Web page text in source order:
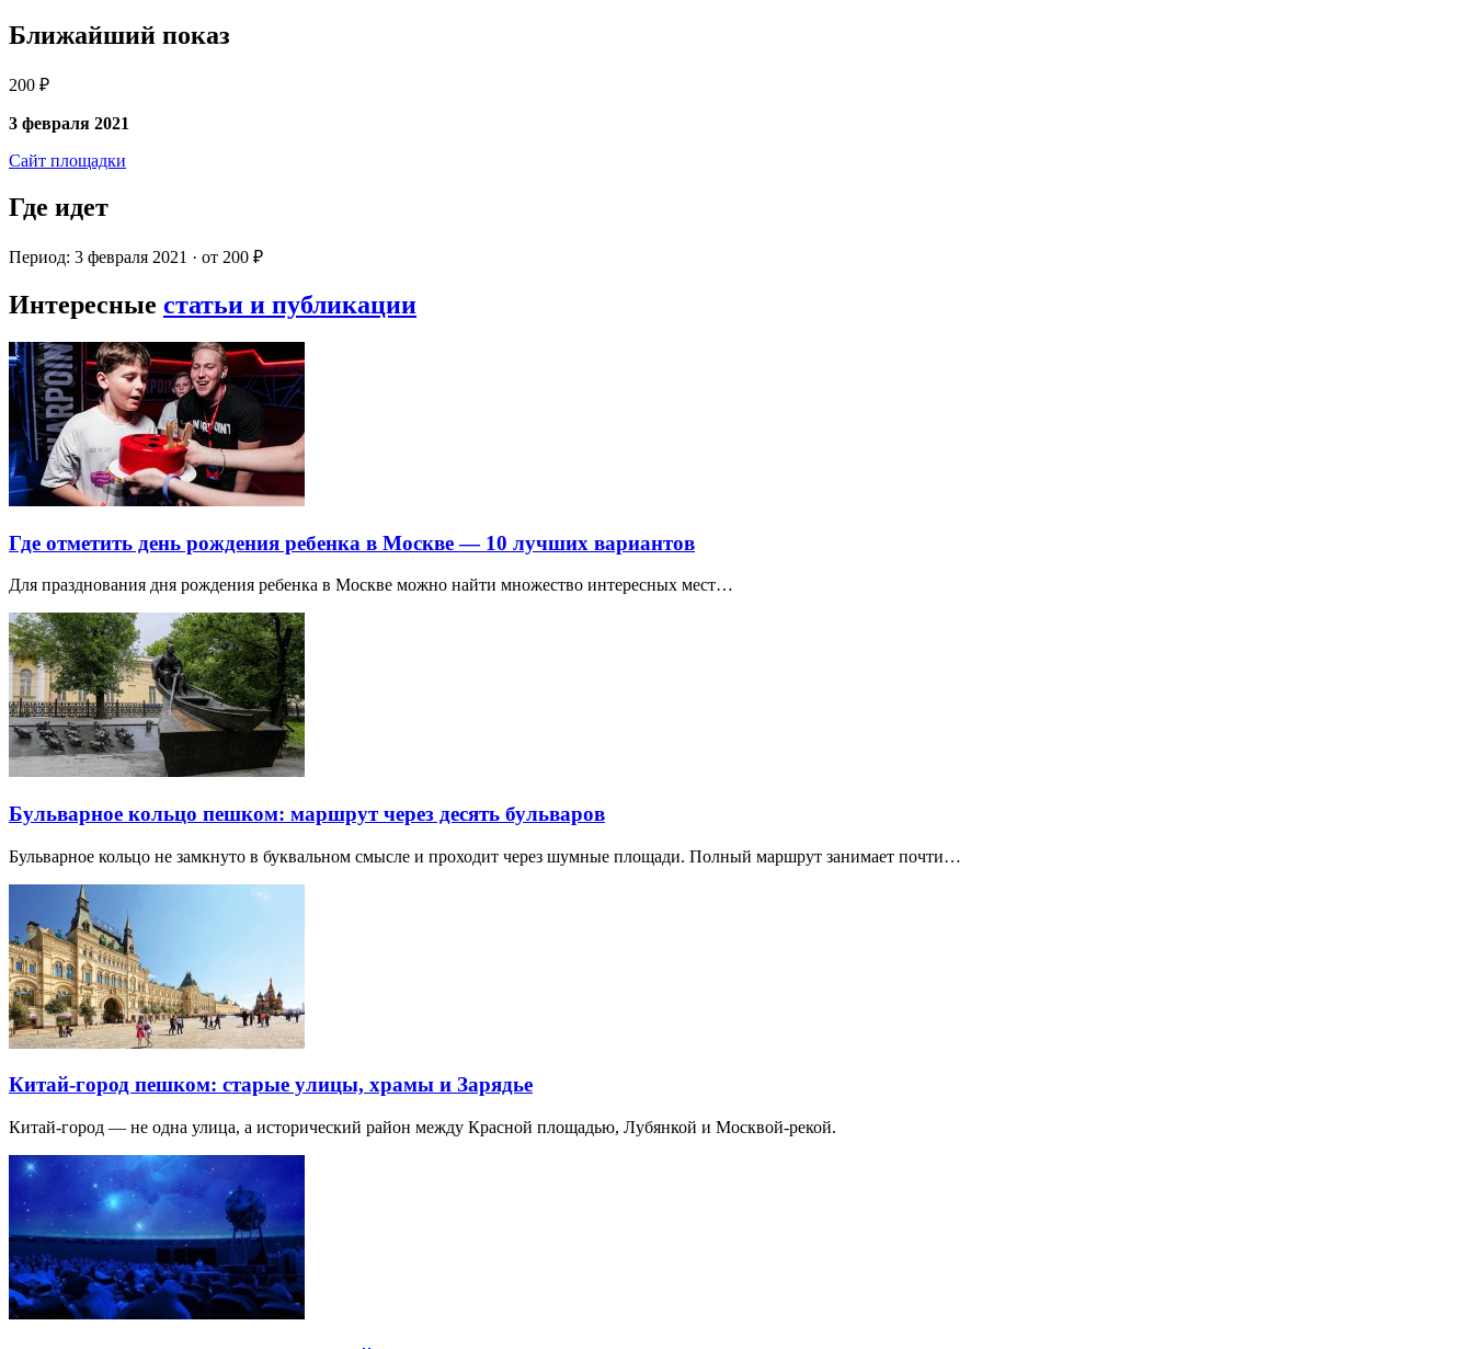
Ближайший показ
200 ₽
3 февраля 2021
Сайт площадки
Где идет
Период: 3 февраля 2021 · от 200 ₽
Интересные статьи и публикации
Где отметить день рождения ребенка в Москве — 10 лучших вариантов
Для празднования дня рождения ребенка в Москве можно найти множество интересных мест…
Бульварное кольцо пешком: маршрут через десять бульваров
Бульварное кольцо не замкнуто в буквальном смысле и проходит через шумные площади. Полный маршрут занимает почти…
Китай-город пешком: старые улицы, храмы и Зарядье
Китай-город — не одна улица, а исторический район между Красной площадью, Лубянкой и Москвой-рекой.